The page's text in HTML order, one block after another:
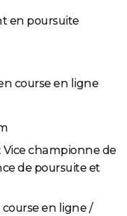
en poursuite
course en ligne
championne de
de poursuite et
en ligne /